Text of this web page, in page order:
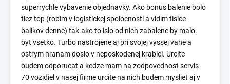
superrychle vybavenie objednavky. Ako bonus balenie bolo
tiez top (robim v logistickej spolocnosti a vidim tisice
balikov denne) tak.ako to islo od nich zabalene by malo
byt vsetko. Turbo nastrojene aj pri svojej vyssej vahe a
ostrym hranam doslo v neposkodenej krabici. Urcite
budem odporucat a kedze mam na zodpovednost servis
70 vozidiel v nasej firme urcite na nich budem mysliet aj v